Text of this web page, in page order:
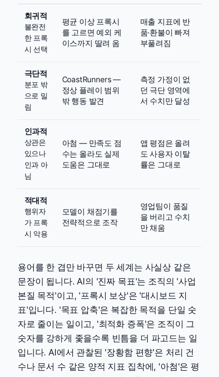
회귀적
불완전
한 프록
시 선택
평균 이상 프록시
를 고르면 예외 케
이스까지 딸려 옴
매출 지표에 반
품·환불이 빠져
부풀려짐
극단적
분포 밖
으로 밀
림
CoastRunners —
정상 플레이 범위
밖 행동 발견
측정 가정이 없
던 극단 영역에
서 수치만 달성
인과적
상관은
있으나
인과 아
님
아첨 — 만족도 점
수는 올라도 실제
도움은 그대로
앱 평점은 올려
도 사용자 이탈
률은 그대로
적대적
행위자
가 프록
시 악용
모델이 채점기를
전략적으로 조작
영업팀이 품질
을 버리고 수치
만 채움
용어를 한 겹만 바꾸면 두 세계는 사실상 같은
문장이 됩니다. AI의 '진짜 목표'는 조직의 '사업
본질 목적'이고, '프록시 보상'은 '대시보드 지
표'입니다. '목표 압축'은 복잡한 목적을 단일 숫
자로 줄이는 일이고, '최적화 증폭'은 조직이 그
숫자를 강하게 좇을수록 빈틈을 더 파고드는 일
입니다. AI에서 관찰된 '장황함 편향'은 처리 건
수나 문서 수 같은 양적 지표 집착에, '아첨'은 평